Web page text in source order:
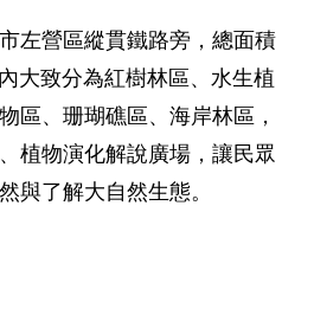
左營區縱貫鐵路旁，總面積
大致分為紅樹林區、水生植
區、珊瑚礁區、海岸林區，
植物演化解說廣場，讓民眾
與了解大自然生態。